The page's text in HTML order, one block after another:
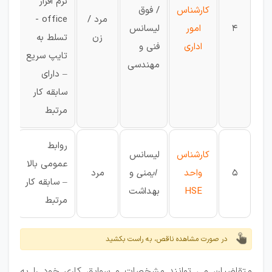
4
کارشناس
امور
اداری
/ فوق
لیسانس
فنی و
مهندسی
مرد /
زن
office -
تسلط به
تایپ سریع
– دارای
سابقه کار
مرتبط
5
کارشناس
واحد
HSE
لیسانس
ایمنی و
بهداشت
مرد
روابط
عمومی بالا
– سابقه کار
مرتبط
در صورت مشاهده ناقص، به راست بکشید